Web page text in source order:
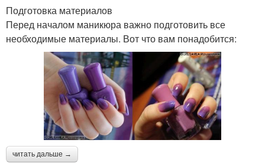
Подготовка материалов
Перед началом маникюра важно подготовить все
необходимые материалы. Вот что вам понадобится:
читать дальше →